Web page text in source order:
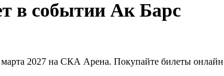
Ак Барс
2027 на СКА Арена. Покупайте билеты